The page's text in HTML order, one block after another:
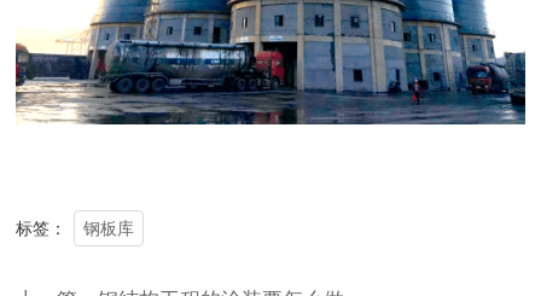
标签： 钢板库